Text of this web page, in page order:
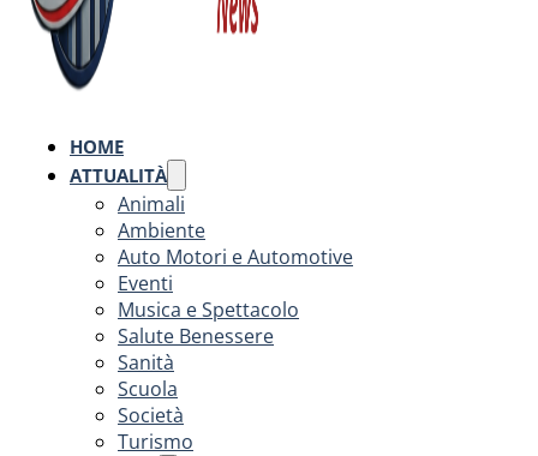
HOME
ATTUALITÀ
Animali
Ambiente
Auto Motori e Automotive
Eventi
Musica e Spettacolo
Salute Benessere
Sanità
Scuola
Società
Turismo